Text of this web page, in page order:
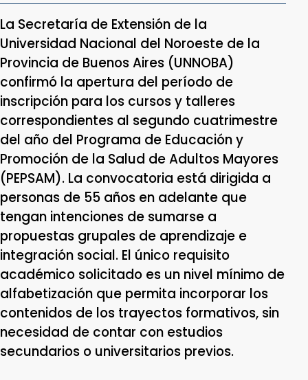
La Secretaría de Extensión de la
Universidad Nacional del Noroeste de la
Provincia de Buenos Aires (UNNOBA)
confirmó la apertura del período de
inscripción para los cursos y talleres
correspondientes al segundo cuatrimestre
del año del Programa de Educación y
Promoción de la Salud de Adultos Mayores
(PEPSAM). La convocatoria está dirigida a
personas de 55 años en adelante que
tengan intenciones de sumarse a
propuestas grupales de aprendizaje e
integración social. El único requisito
académico solicitado es un nivel mínimo de
alfabetización que permita incorporar los
contenidos de los trayectos formativos, sin
necesidad de contar con estudios
secundarios o universitarios previos.